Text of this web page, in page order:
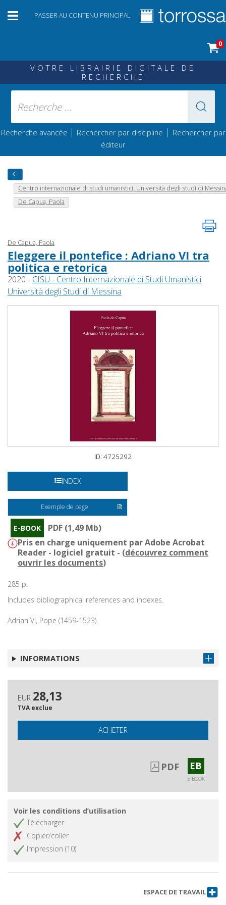
PASSER AU CONTENU PRINCIPAL
0
VOTRE LIBRAIRIE DIGITALE DE
RECHERCHE
Recherche avancée | Rechercher par discipline | Rechercher par
éditeur
Centro internazionale di studi umanistici, Università degli studi di
De Capua, Paola
De Capua, Paola
Eleggere il pontefice : Adriano VI tra
politica e retorica
2020 - CISU - Centro Internazionale di Studi Umanistici
Università degli Studi di Messina
ID: 4725292
INDEX
Exemple de page
E-BOOK
PDF (1,49 Mb)
Pris en charge uniquement par Adobe Acrobat
Reader - logiciel gratuit - (découvrez comment
ouvrir les documents)
285 p.
Includes bibliographical references and indexes.
Adrian VI, Pope (1459-1523).
INFORMATIONS
EUR 28,13
TVA exclue
ACHETER
PDF EB
E-BOOK
Voir les conditions d’utilisation
Télécharger
Copier/coller
Impression (10)
ESPACE DE TRAVAIL